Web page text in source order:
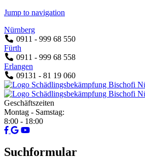
Jump to navigation
Nürnberg
0911 - 999 68 550
Fürth
0911 - 999 68 558
Erlangen
09131 - 81 19 060
Geschäftszeiten
Montag - Samstag:
8:00 - 18:00
Suchformular